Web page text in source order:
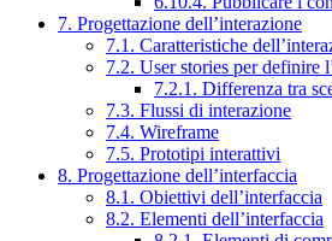
7. Progettazione dell’interazione
7.1. Caratteristiche
7.2. User stories per definire
7.2.1. Differenza tra
7.3. Flussi di interazione
7.4. Wireframe
7.5. Prototipi interattivi
8. Progettazione dell’interfaccia
8.1. Obiettivi dell’interfaccia
8.2. Elementi dell’interfaccia